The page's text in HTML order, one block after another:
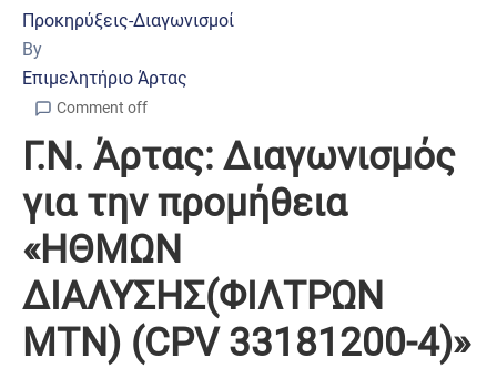
Προκηρύξεις-Διαγωνισμοί
By
Επιμελητήριο Άρτας
Comment off
Γ.Ν. Άρτας: Διαγωνισμός
για την προμήθεια
«ΗΘΜΩΝ
ΔΙΑΛΥΣΗΣ(ΦΙΛΤΡΩΝ
ΜΤΝ) (CPV 33181200-4)»